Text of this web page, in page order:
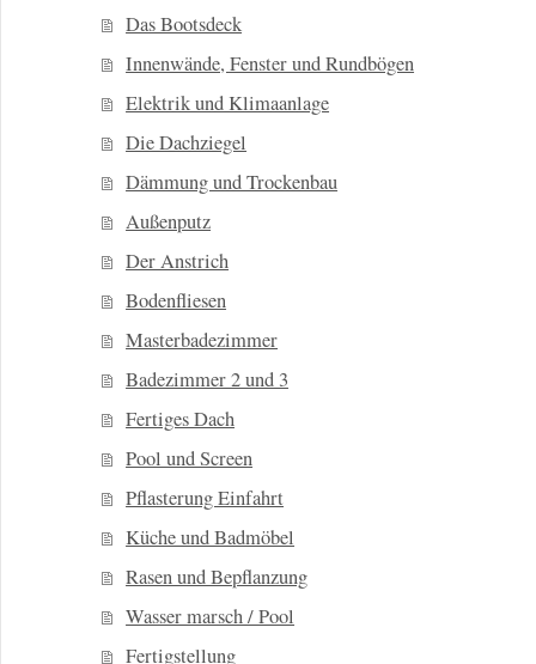
Das Bootsdeck
Innenwände, Fenster und Rundbögen
Elektrik und Klimaanlage
Die Dachziegel
Dämmung und Trockenbau
Außenputz
Der Anstrich
Bodenfliesen
Masterbadezimmer
Badezimmer 2 und 3
Fertiges Dach
Pool und Screen
Pflasterung Einfahrt
Küche und Badmöbel
Rasen und Bepflanzung
Wasser marsch / Pool
Fertigstellung